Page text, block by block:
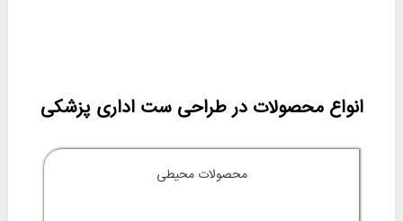
انواع محصولات در طراحی ست اداری پزشکی
محصولات محیطی